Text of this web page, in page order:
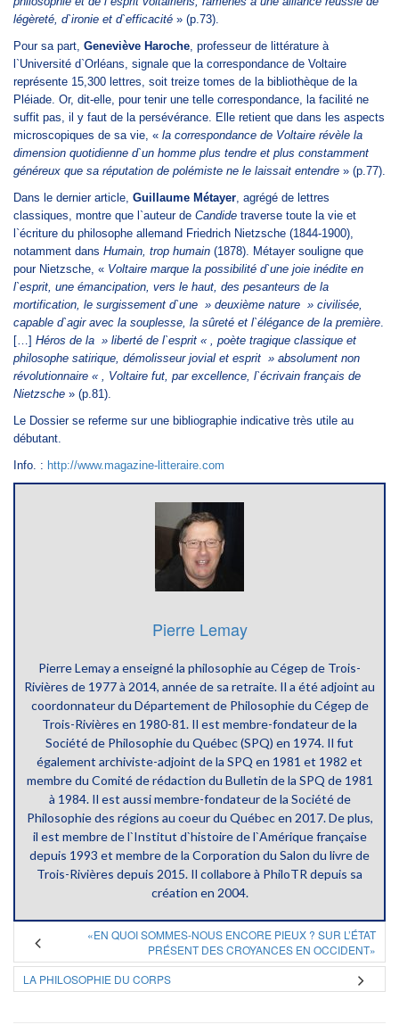
légèreté, d`ironie et d`efficacité » (p.73).
Pour sa part, Geneviève Haroche, professeur de littérature à
l`Université d`Orléans, signale que la correspondance de Voltaire
représente 15,300 lettres, soit treize tomes de la bibliothèque de la
Pléiade. Or, dit-elle, pour tenir une telle correspondance, la facilité ne
suffit pas, il y faut de la persévérance. Elle retient que dans les aspects
microscopiques de sa vie, « la correspondance de Voltaire révèle la
dimension quotidienne d`un homme plus tendre et plus constamment
généreux que sa réputation de polémiste ne le laissait entendre » (p.77).
Dans le dernier article, Guillaume Métayer, agrégé de lettres
classiques, montre que l`auteur de Candide traverse toute la vie et
l`écriture du philosophe allemand Friedrich Nietzsche (1844-1900),
notamment dans Humain, trop humain (1878). Métayer souligne que
pour Nietzsche, « Voltaire marque la possibilité d`une joie inédite en
l`esprit, une émancipation, vers le haut, des pesanteurs de la
mortification, le surgissement d`une » deuxième nature » civilisée,
capable d`agir avec la souplesse, la sûreté et l`élégance de la première.
[…] Héros de la » liberté de l`esprit « , poète tragique classique et
philosophe satirique, démolisseur jovial et esprit » absolument non
révolutionnaire « , Voltaire fut, par excellence, l`écrivain français de
Nietzsche » (p.81).
Le Dossier se referme sur une bibliographie indicative très utile au
débutant.
Info. : http://www.magazine-litteraire.com
Pierre Lemay
Pierre Lemay a enseigné la philosophie au Cégep de Trois-
Rivières de 1977 à 2014, année de sa retraite. Il a été adjoint au
coordonnateur du Département de Philosophie du Cégep de
Trois-Rivières en 1980-81. Il est membre-fondateur de la
Société de Philosophie du Québec (SPQ) en 1974. Il fut
également archiviste-adjoint de la SPQ en 1981 et 1982 et
membre du Comité de rédaction du Bulletin de la SPQ de 1981
à 1984. Il est aussi membre-fondateur de la Société de
Philosophie des régions au coeur du Québec en 2017. De plus,
il est membre de l`Institut d`histoire de l`Amérique française
depuis 1993 et membre de la Corporation du Salon du livre de
Trois-Rivières depuis 2015. Il collabore à PhiloTR depuis sa
création en 2004.
«EN QUOI SOMMES-NOUS ENCORE PIEUX ? SUR L’ÉTAT
PRÉSENT DES CROYANCES EN OCCIDENT»
LA PHILOSOPHIE DU CORPS